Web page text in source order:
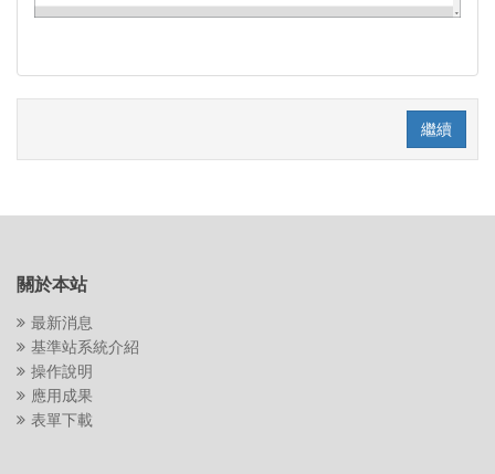
繼續
關於本站
最新消息
基準站系統介紹
操作說明
應用成果
表單下載